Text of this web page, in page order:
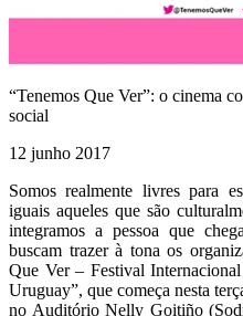
“Tenemos Que Ver”: o cinema
social
12 junho 2017
Somos realmente livres para
iguais aqueles que são
integramos a pessoa que
buscam trazer à tona os
Que Ver – Festival
Uruguay”, que começa nesta
no Auditório Nelly Goitiño